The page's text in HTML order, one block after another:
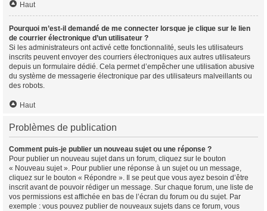
Haut
Pourquoi m’est-il demandé de me connecter lorsque je clique sur le lien
de courrier électronique d’un utilisateur ?
Si les administrateurs ont activé cette fonctionnalité, seuls les utilisateurs
inscrits peuvent envoyer des courriers électroniques aux autres utilisateurs
depuis un formulaire dédié. Cela permet d’empêcher une utilisation abusive
du système de messagerie électronique par des utilisateurs malveillants ou
des robots.
Haut
Problèmes de publication
Comment puis-je publier un nouveau sujet ou une réponse ?
Pour publier un nouveau sujet dans un forum, cliquez sur le bouton
« Nouveau sujet ». Pour publier une réponse à un sujet ou un message,
cliquez sur le bouton « Répondre ». Il se peut que vous ayez besoin d’être
inscrit avant de pouvoir rédiger un message. Sur chaque forum, une liste de
vos permissions est affichée en bas de l’écran du forum ou du sujet. Par
exemple : vous pouvez publier de nouveaux sujets dans ce forum, vous